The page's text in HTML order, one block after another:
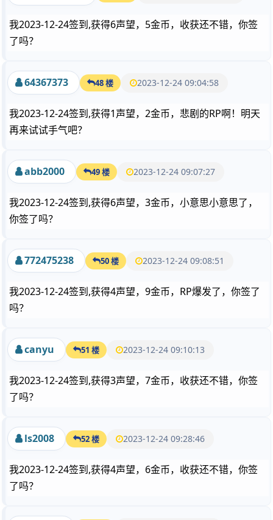
我2023-12-24签到,获得6声望，5金币，收获还不错，你签
了吗？
64367373 48 楼 2023-12-24 09:04:58
我2023-12-24签到,获得1声望，2金币，悲剧的RP啊！明天
再来试试手气吧？
abb2000 49 楼 2023-12-24 09:07:27
我2023-12-24签到,获得6声望，3金币，小意思小意思了，
你签了吗？
772475238 50 楼 2023-12-24 09:08:51
我2023-12-24签到,获得4声望，9金币，RP爆发了，你签了
吗？
canyu 51 楼 2023-12-24 09:10:13
我2023-12-24签到,获得3声望，7金币，收获还不错，你签
了吗？
ls2008 52 楼 2023-12-24 09:28:46
我2023-12-24签到,获得4声望，6金币，收获还不错，你签
了吗？